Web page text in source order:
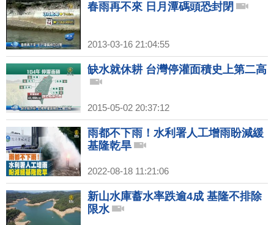
春雨再不來 日月潭碼頭恐封閉
2013-03-16 21:04:55
缺水就休耕 台灣停灌面積史上第二高
2015-05-02 20:37:12
雨都不下雨！水利署人工增雨盼減緩
基隆乾旱
2022-08-18 11:21:06
新山水庫蓄水率跌逾4成 基隆不排除
限水